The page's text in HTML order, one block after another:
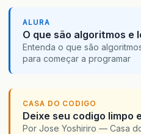
ALURA
O que são algoritmos e
Entenda o que são
para começar a programar
CASA DO CODIGO
Deixe seu codigo limpo
Por Jose Yoshiriro — Casa